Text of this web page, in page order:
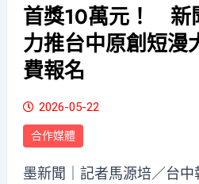
首獎10萬元！ 新
力推台中原創短漫
費報名
2026-05-22
合作媒體
墨新聞 ｜記者馬源培／台中